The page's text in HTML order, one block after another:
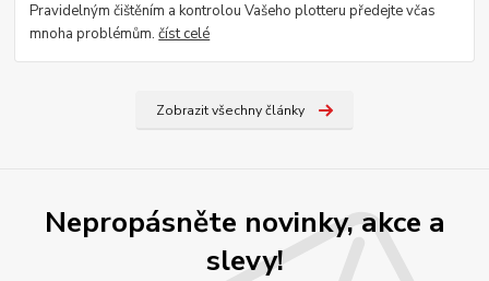
Pravidelným čištěním a kontrolou Vašeho plotteru předejte včas
mnoha problémům.číst celé
Zobrazit všechny články
Nepropásněte novinky, akce a
slevy!